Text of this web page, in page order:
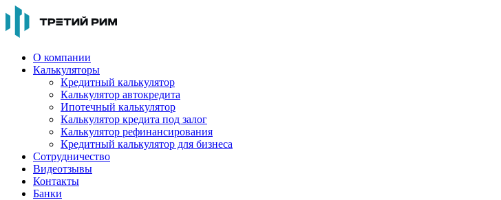
О компании
Калькуляторы
Кредитный калькулятор
Калькулятор автокредита
Ипотечный калькулятор
Калькулятор кредита под залог
Калькулятор рефинансирования
Кредитный калькулятор для бизнеса
Сотрудничество
Видеотзывы
Контакты
Банки